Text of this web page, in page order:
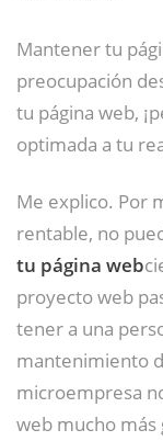
Mantener tu
preocupación
tu página web,
optimada a tu
Me explico. Por
rentable, no
tu página web
proyecto web
tener a una
mantenimiento
microempresa
web mucho